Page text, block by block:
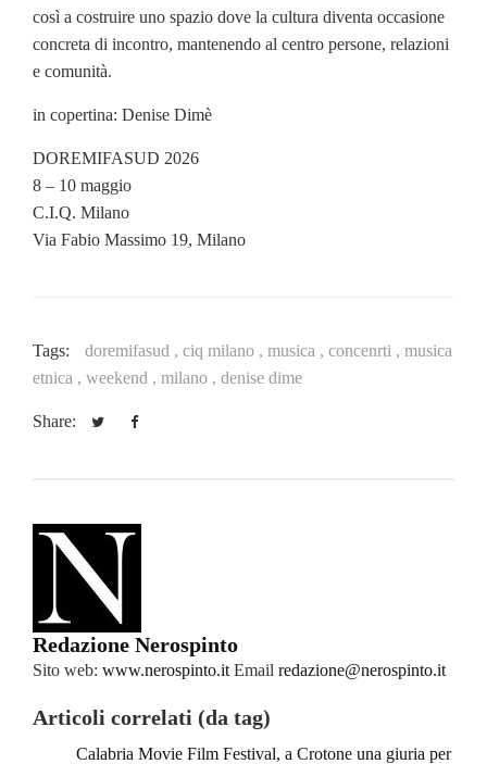
così a costruire uno spazio dove la cultura diventa occasione
concreta di incontro, mantenendo al centro persone, relazioni
e comunità.
in copertina: Denise Dimè
DOREMIFASUD 2026
8 – 10 maggio
C.I.Q. Milano
Via Fabio Massimo 19, Milano
Tags: doremifasud , ciq milano , musica , concenrti , musica
etnica , weekend , milano , denise dime
Share:
Redazione Nerospinto
Sito web: www.nerospinto.it Email redazione@nerospinto.it
Articoli correlati (da tag)
Calabria Movie Film Festival, a Crotone una giuria per